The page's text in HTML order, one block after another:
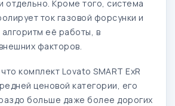
отдельно. Кроме того, система
ток газовой форсунки и
её работы, в
факторов.
комплект Lovato SMART ExR
ценовой категории, его
больше даже более дорогих